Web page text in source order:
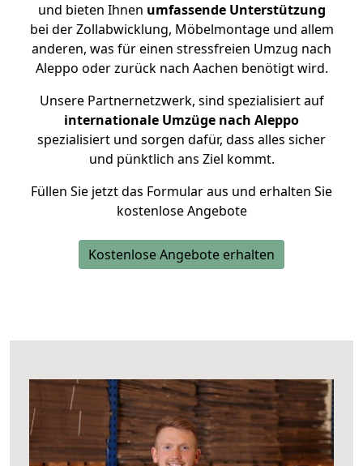
und bieten Ihnen umfassende Unterstützung
bei der Zollabwicklung, Möbelmontage und allem
anderen, was für einen stressfreien Umzug nach
Aleppo oder zurück nach Aachen benötigt wird.
Unsere Partnernetzwerk, sind spezialisiert auf
internationale Umzüge nach Aleppo
spezialisiert und sorgen dafür, dass alles sicher
und pünktlich ans Ziel kommt.
Füllen Sie jetzt das Formular aus und erhalten Sie
kostenlose Angebote
Kostenlose Angebote erhalten